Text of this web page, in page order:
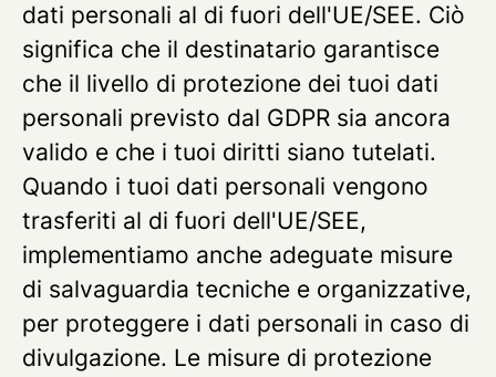
dati personali al di fuori dell'UE/SEE. Ciò
significa che il destinatario garantisce
che il livello di protezione dei tuoi dati
personali previsto dal GDPR sia ancora
valido e che i tuoi diritti siano tutelati.
Quando i tuoi dati personali vengono
trasferiti al di fuori dell'UE/SEE,
implementiamo anche adeguate misure
di salvaguardia tecniche e organizzative,
per proteggere i dati personali in caso di
divulgazione. Le misure di protezione